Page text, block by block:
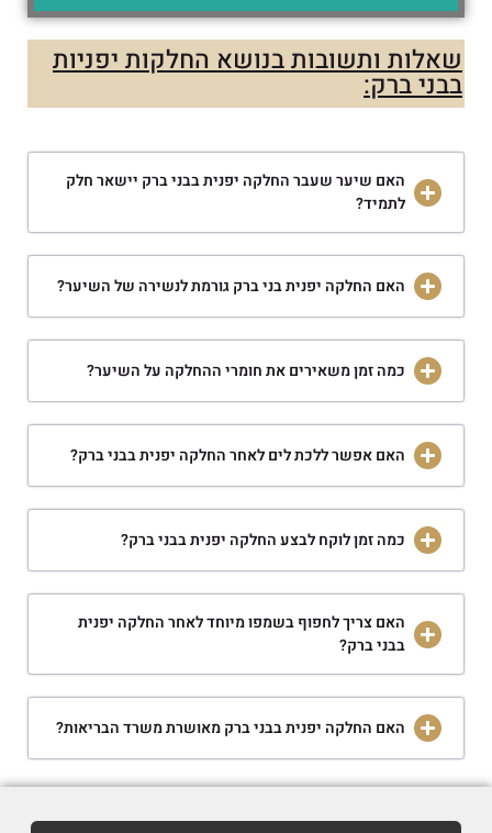
שאלות ותשובות בנושא החלקות יפניות
בבני ברק:
האם שיער שעבר החלקה יפנית בבני ברק יישאר חלק
לתמיד?
האם החלקה יפנית בני ברק גורמת לנשירה של השיער?
כמה זמן משאירים את חומרי ההחלקה על השיער?
האם אפשר ללכת לים לאחר החלקה יפנית בבני ברק?
כמה זמן לוקח לבצע החלקה יפנית בבני ברק?
האם צריך לחפוף בשמפו מיוחד לאחר החלקה יפנית
בבני ברק?
האם החלקה יפנית בבני ברק מאושרת משרד הבריאות?